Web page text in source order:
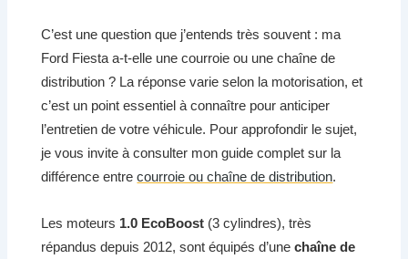
C’est une question que j’entends très souvent : ma
Ford Fiesta a-t-elle une courroie ou une chaîne de
distribution ? La réponse varie selon la motorisation, et
c’est un point essentiel à connaître pour anticiper
l’entretien de votre véhicule. Pour approfondir le sujet,
je vous invite à consulter mon guide complet sur la
différence entrecourroie ou chaîne de distribution.
Les moteurs 1.0 EcoBoost (3 cylindres), très
répandus depuis 2012, sont équipés d’unechaîne de